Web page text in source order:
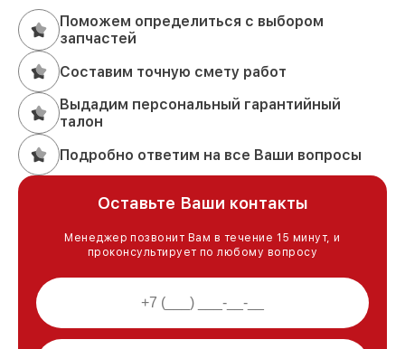
Поможем определиться с выбором
запчастей
Составим точную смету работ
Выдадим персональный гарантийный
талон
Подробно ответим на все Ваши вопросы
Оставьте Ваши контакты
Менеджер позвонит Вам в течение 15 минут, и
проконсультирует по любому вопросу